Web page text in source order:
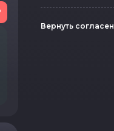
Вернуть согласен